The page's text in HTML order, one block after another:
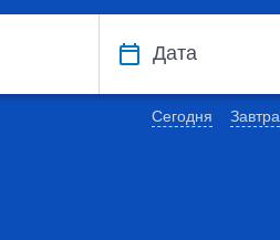
Дата
Сегодня Завтра